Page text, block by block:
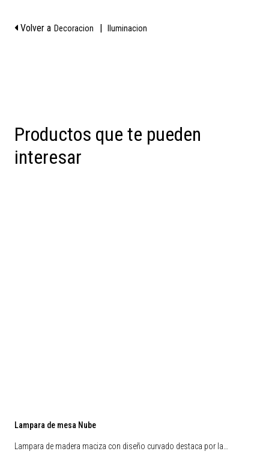
Volver a Decoracion Iluminacion
Productos que te pueden
interesar
Lampara de mesa Nube
Lampara de madera maciza con diseño curvado destaca por la…